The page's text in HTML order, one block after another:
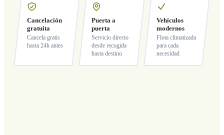
Cancelación
gratuita
Cancela gratis
hasta 24h antes
Puerta a
puerta
Servicio directo
desde recogida
hasta destino
Vehículos
modernos
Flota climatizada
para cada
necesidad